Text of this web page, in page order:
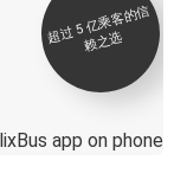
超
过 5
亿
乘
客
的
信
赖
之
选